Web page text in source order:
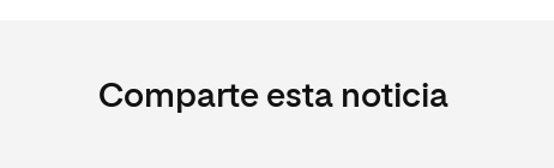
Comparte esta noticia